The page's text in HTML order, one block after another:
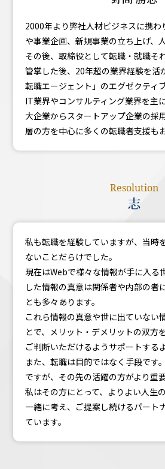
2000年より弊社人材ビジネスに携わ
や事業企画、新規事業の立ち上げ、
その後、取締役として転職・就職そ
管掌した後、20年超の業界経験を活
転職エージェント」のエグゼクティ
IT業界やコンサルティング業界を主
大企業からスタートアップ企業の採
層の方を中心に多くの転職者支援も
Resolution
志
私も転職を経験していますが、当時
ないことだらけでした。
現在はWebで様々な情報が手に入る
した情報の真意は関係者や内部の者
とも多々あります。
これら情報の真意や世に出ていない
とで、メリット・デメリットの双方
ご判断いただけるようサポートする
また、転職は目的ではなく手段です
ですが、その先の活躍の方がより重要
私はその方にとって、よりよい人生
一緒に考え、ご提案し続けるパート
ています。